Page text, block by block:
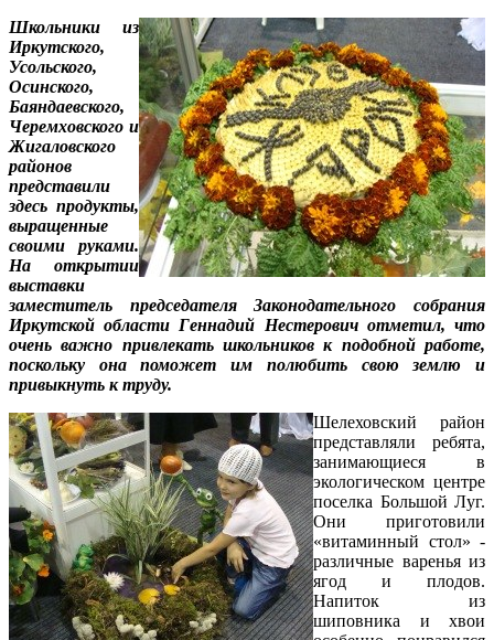
Школьники из
Иркутского,
Усольского,
Осинского,
Баяндаевского,
Черемховского и
Жигаловского
районов
представили
здесь продукты,
выращенные
своими руками.
На открытии
выставки
заместитель председателя Законодательного собрания
Иркутской области Геннадий Нестерович отметил, что
очень важно привлекать школьников к подобной работе,
поскольку она поможет им полюбить свою землю и
привыкнуть к труду.
Шелеховский район
представляли ребята,
занимающиеся в
экологическом центре
поселка Большой Луг.
Они приготовили
«витаминный стол» -
различные варенья из
ягод и плодов.
Напиток из
шиповника и хвои